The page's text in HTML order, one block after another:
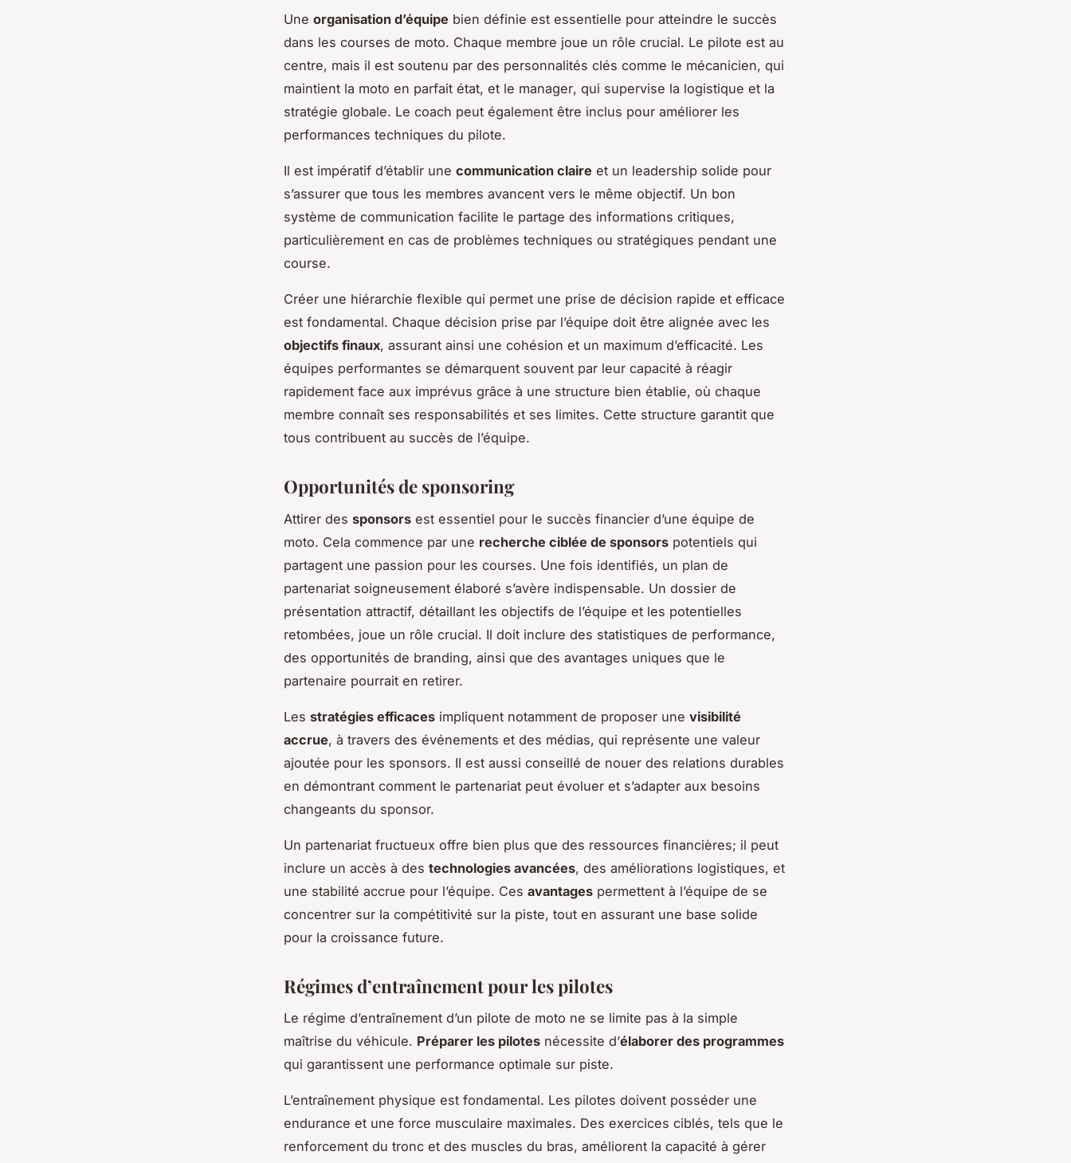
Une organisation d’équipe bien définie est essentielle pour atteindre le succès
dans les courses de moto. Chaque membre joue un rôle crucial. Le pilote est au
centre, mais il est soutenu par des personnalités clés comme le mécanicien, qui
maintient la moto en parfait état, et le manager, qui supervise la logistique et la
stratégie globale. Le coach peut également être inclus pour améliorer les
performances techniques du pilote.
Il est impératif d’établir une communication claire et un leadership solide pour
s’assurer que tous les membres avancent vers le même objectif. Un bon
système de communication facilite le partage des informations critiques,
particulièrement en cas de problèmes techniques ou stratégiques pendant une
course.
Créer une hiérarchie flexible qui permet une prise de décision rapide et efficace
est fondamental. Chaque décision prise par l’équipe doit être alignée avec les
objectifs finaux, assurant ainsi une cohésion et un maximum d’efficacité. Les
équipes performantes se démarquent souvent par leur capacité à réagir
rapidement face aux imprévus grâce à une structure bien établie, où chaque
membre connaît ses responsabilités et ses limites. Cette structure garantit que
tous contribuent au succès de l’équipe.
Opportunités de sponsoring
Attirer des sponsors est essentiel pour le succès financier d’une équipe de
moto. Cela commence par une recherche ciblée de sponsors potentiels qui
partagent une passion pour les courses. Une fois identifiés, un plan de
partenariat soigneusement élaboré s’avère indispensable. Un dossier de
présentation attractif, détaillant les objectifs de l’équipe et les potentielles
retombées, joue un rôle crucial. Il doit inclure des statistiques de performance,
des opportunités de branding, ainsi que des avantages uniques que le
partenaire pourrait en retirer.
Les stratégies efficaces impliquent notamment de proposer une visibilité
accrue, à travers des événements et des médias, qui représente une valeur
ajoutée pour les sponsors. Il est aussi conseillé de nouer des relations durables
en démontrant comment le partenariat peut évoluer et s’adapter aux besoins
changeants du sponsor.
Un partenariat fructueux offre bien plus que des ressources financières; il peut
inclure un accès à des technologies avancées, des améliorations logistiques, et
une stabilité accrue pour l’équipe. Ces avantages permettent à l’équipe de se
concentrer sur la compétitivité sur la piste, tout en assurant une base solide
pour la croissance future.
Régimes d’entraînement pour les pilotes
Le régime d’entraînement d’un pilote de moto ne se limite pas à la simple
maîtrise du véhicule. Préparer les pilotes nécessite d’élaborer des programmes
qui garantissent une performance optimale sur piste.
L’entraînement physique est fondamental. Les pilotes doivent posséder une
endurance et une force musculaire maximales. Des exercices ciblés, tels que le
renforcement du tronc et des muscles du bras, améliorent la capacité à gérer